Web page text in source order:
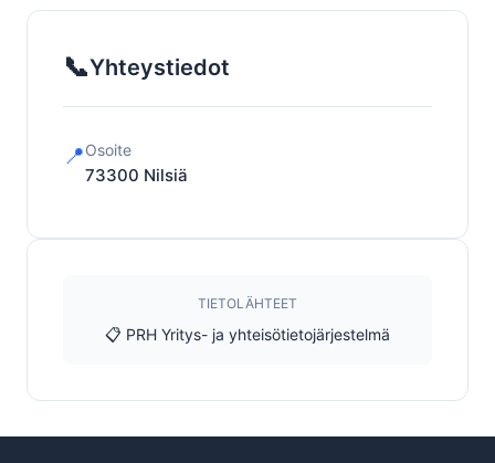
📞Yhteystiedot
📍Osoite
73300 Nilsiä
TIETOLÄHTEET
📋 PRH Yritys- ja yhteisötietojärjestelmä